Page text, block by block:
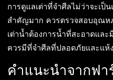
การดูแลเต่าที่จำศีลไม่ว่าจะเป็
สำคัญมาก ควรตรวจสอบอุณห
เต่าน้ำต้องการน้ำที่สะอาดและ
ควรมีที่จำศีลที่ปลอดภัยและแห้ง
คำแนะนำจากฟา